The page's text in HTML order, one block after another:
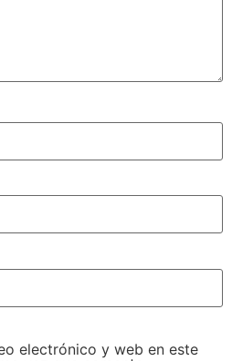
electrónico y web en este